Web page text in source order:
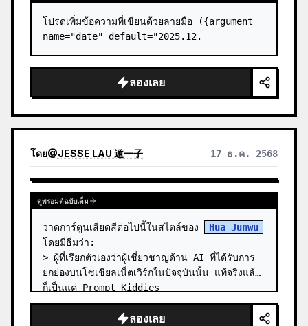
โปรดเพิ่มข้อความที่เขียนด้วยลายมือ ({argument
name="date" default="2025.12.
ลองเลย
โดย@JESSE LAU 遁一子 17 ธ.ค. 2568
ดูพรอมต์ฉบับเต็ม
วาดการ์ตูนเสียดสีต่อไปนี้ในสไตล์ของ
Hua Junwu
โดยมีธีมว่า:
> ผู้ที่เรียกตัวเองว่าผู้เชี่ยวชาญด้าน AI ที่ได้รับการ
ยกย่องบนโซเชียลเน็ตเวิร์กในปัจจุบันนั้น แท้จริงแล้ว
ก็เป็นแค่ Prompt Kiddies
> พวกเขาใช้เวลาทั้งวันในการรีโ…
ลองเลย